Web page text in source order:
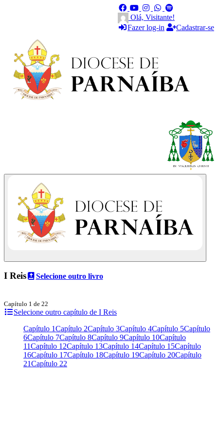
Olá, Visitante!
Fazer log-in
Cadastrar-se
I Reis Selecione outro livro
Capítulo 1 de 22
Selecione outro capítulo de I Reis
Capítulo 1Capítulo 2Capítulo 3Capítulo 4Capítulo 5Capítulo
6Capítulo 7Capítulo 8Capítulo 9Capítulo 10Capítulo
11Capítulo 12Capítulo 13Capítulo 14Capítulo 15Capítulo
16Capítulo 17Capítulo 18Capítulo 19Capítulo 20Capítulo
21Capítulo 22